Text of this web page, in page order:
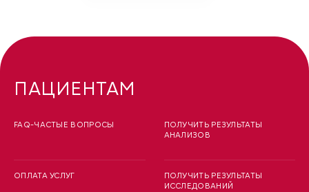
ПАЦИЕНТАМ
FAQ-ЧАСТЫЕ ВОПРОСЫ
ОПЛАТА УСЛУГ
ПОЛУЧИТЬ РЕЗУЛЬТАТЫ
АНАЛИЗОВ
ПОЛУЧИТЬ РЕЗУЛЬТАТЫ
ИССЛЕДОВАНИЙ